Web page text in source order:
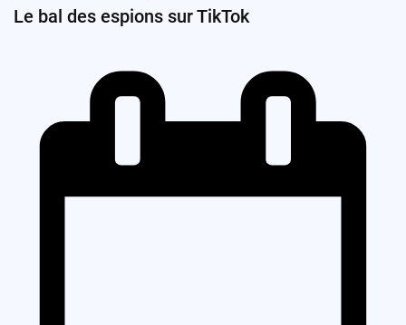
Le bal des espions sur TikTok